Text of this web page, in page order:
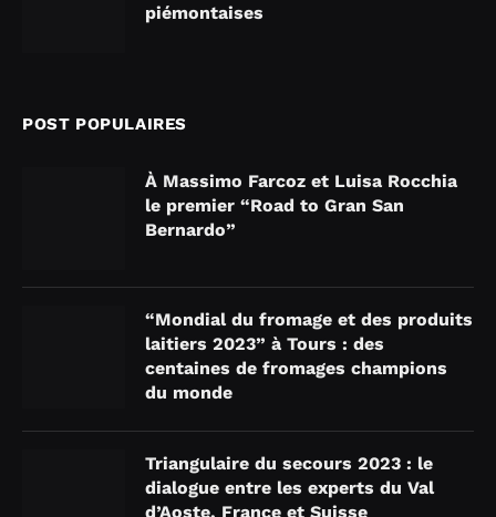
piémontaises
POST POPULAIRES
À Massimo Farcoz et Luisa Rocchia
le premier “Road to Gran San
Bernardo”
“Mondial du fromage et des produits
laitiers 2023” à Tours : des
centaines de fromages champions
du monde
Triangulaire du secours 2023 : le
dialogue entre les experts du Val
d’Aoste, France et Suisse